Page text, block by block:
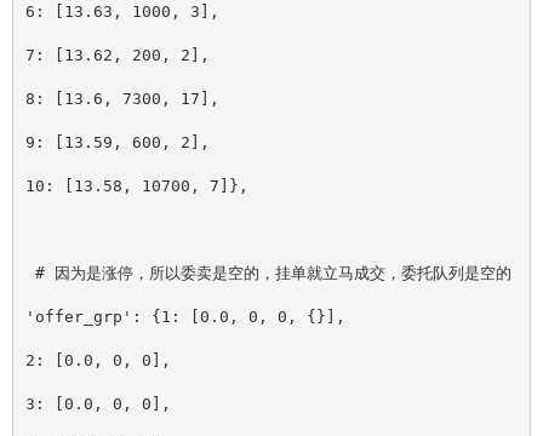
6: [ 13.63, 1000, 3],
7: [ 13.62, 200, 2],
8: [ 13.6, 7300, 17],
9: [ 13.59, 600, 2],
10: [ 13.58, 10700, 7]},
# 因为是涨停，所以委卖是空的，挂单就立马成交，委托队列是空的
'offer_grp': {1: [0.0, 0, 0, {}],
2: [0.0, 0, 0],
3: [0.0, 0, 0],